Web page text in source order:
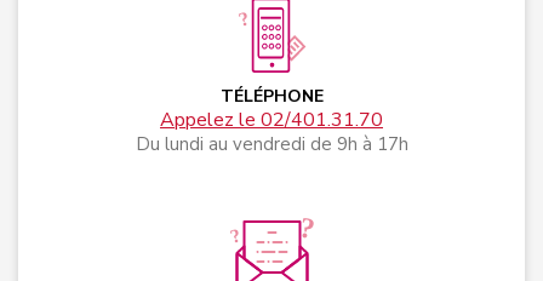
TÉLÉPHONE
Appelez le 02/401.31.70
Du lundi au vendredi de 9h à 17h